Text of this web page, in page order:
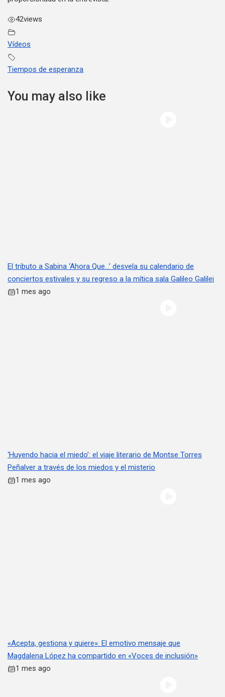
42views
Vídeos
Tiempos de esperanza
You may also like
El tributo a Sabina ‘Ahora Que…’ desvela su calendario de
conciertos estivales y su regreso a la mítica sala Galileo Galilei
1 mes ago
‘Huyendo hacia el miedo’: el viaje literario de Montse Torres
Peñalver a través de los miedos y el misterio
1 mes ago
«Acepta, gestiona y quiere»: El emotivo mensaje que
Magdalena López ha compartido en «Voces de inclusión»
1 mes ago